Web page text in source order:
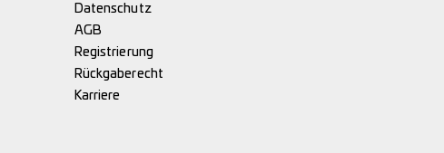
Datenschutz
AGB
Registrierung
Rückgaberecht
Karriere